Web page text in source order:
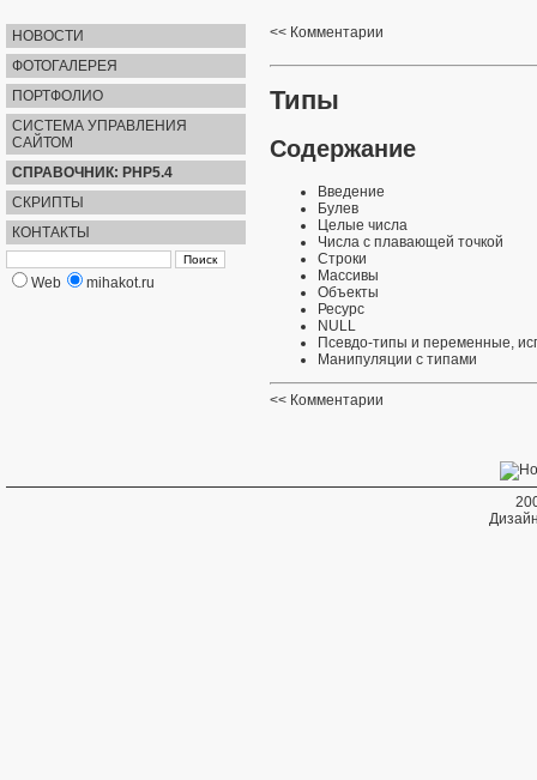
НОВОСТИ
ФОТОГАЛЕРЕЯ
ПОРТФОЛИО
СИСТЕМА УПРАВЛЕНИЯ
САЙТОМ
СПРАВОЧНИК: PHP5.4
СКРИПТЫ
КОНТАКТЫ
Web mihakot.ru
Комментарии
Типы
Содержание
Введение
Булев
Целые числа
Числа с плавающей точкой
Строки
Массивы
Объекты
Ресурс
NULL
Псевдо-типы и переменные,
Манипуляции с типами
Комментарии